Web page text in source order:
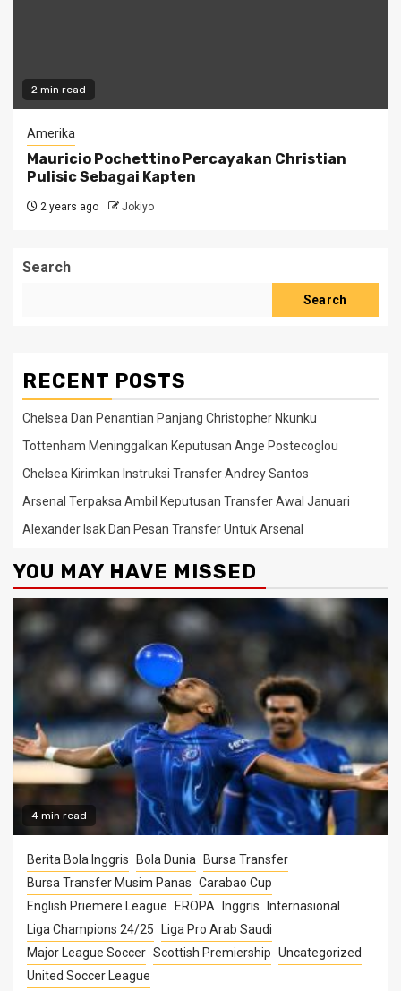
2 min read
Amerika
Mauricio Pochettino Percayakan Christian
Pulisic Sebagai Kapten
2 years ago Jokiyo
Search
Search
RECENT POSTS
Chelsea Dan Penantian Panjang Christopher Nkunku
Tottenham Meninggalkan Keputusan Ange Postecoglou
Chelsea Kirimkan Instruksi Transfer Andrey Santos
Arsenal Terpaksa Ambil Keputusan Transfer Awal Januari
Alexander Isak Dan Pesan Transfer Untuk Arsenal
YOU MAY HAVE MISSED
4 min read
Berita Bola Inggris Bola Dunia
Bursa Transfer
Bursa Transfer Musim Panas Carabao Cup
English Priemere League
EROPA Inggris
Internasional
Liga Champions 24/25
Liga Pro Arab Saudi
Major League Soccer Scottish Premiership Uncategorized
United Soccer League